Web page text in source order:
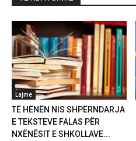
Lajme
TË HËNËN NIS SHPËRNDARJA
E TEKSTEVE FALAS PËR
NXËNËSIT E SHKOLLAVE...